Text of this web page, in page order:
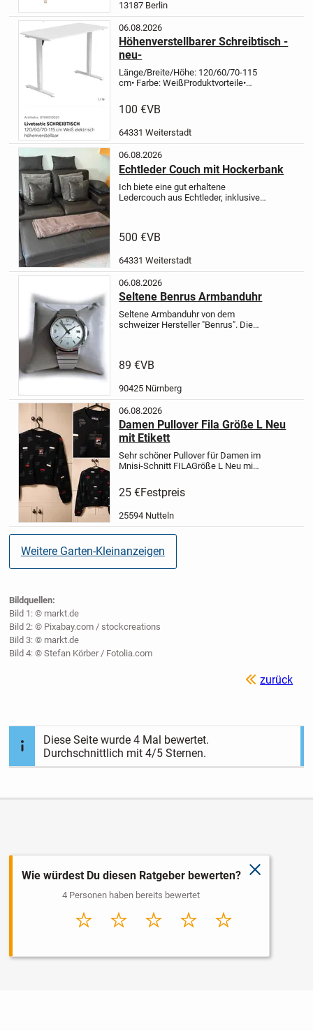
13187 Berlin
06.08.2026
Höhenverstellbarer Schreibtisch -
neu-
Länge/Breite/Höhe: 120/60/70-115
cm• Farbe: WeißProduktvorteile•
Memoryschalter, Getränkehalter,
Headsethalter
100 €VB
64331 Weiterstadt
06.08.2026
Echtleder Couch mit Hockerbank
Ich biete eine gut erhaltene
Ledercouch aus Echtleder, inklusive
gemütlich und stilvoll einzurichten.
500 €VB
64331 Weiterstadt
06.08.2026
Seltene Benrus Armbanduhr
Seltene Armbanduhr von dem
schweizer Hersteller "Benrus". Die
(Stainless Steel Back),...
89 €VB
90425 Nürnberg
06.08.2026
Damen Pullover Fila Größe L Neu
mit Etikett
Sehr schöner Pullover für Damen im
Mnisi-Schnitt FILAGröße L Neu mi
mit DHL
Paypal Freunde oder
Überweisung!
25 €Festpreis
25594 Nutteln
Weitere Garten-Kleinanzeigen
Bildquellen:
Bild 1: © markt.de
Bild 2: © Pixabay.com / stockcreations
Bild 3: © markt.de
Bild 4: © Stefan Körber / Fotolia.com
zurück
Diese Seite wurde4 Mal bewertet.
Durchschnittlich mit4/5 Sternen.
schließen
Wie würdest Du diesen Ratgeber bewerten?
4 Personen haben bereits bewertet